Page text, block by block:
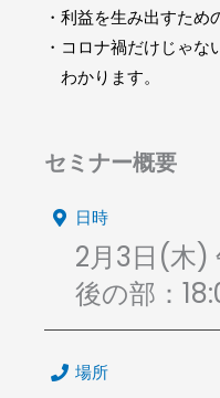
・利益を生み出すため
・コロナ禍だけじゃな
わかります。
セミナー概要
日時
2月3日(
後の部：
場所